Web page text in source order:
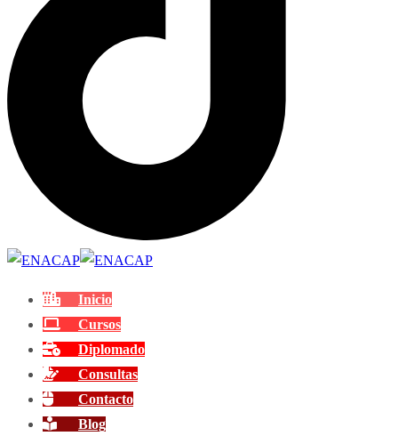
Inicio
Cursos
Diplomado
Consultas
Contacto
Blog